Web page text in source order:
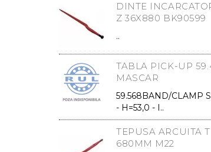
DINTE
Z 36X880 BK90599
..
TABLA PICK-UP
MASCAR
59.568BAND/CLAMP
- H=53,0 - I..
TEPUSA ARCUITA
680MM M22